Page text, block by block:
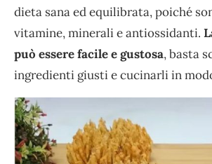
dieta sana ed equilibrata, poiché
vitamine, minerali e antiossidanti.
può essere facile e gustosa, basta
ingredienti giusti e cucinarli in